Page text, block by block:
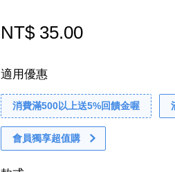
NT$ 35.00
適用優惠
消費滿500以上送5%回饋金喔
會員獨享超值購